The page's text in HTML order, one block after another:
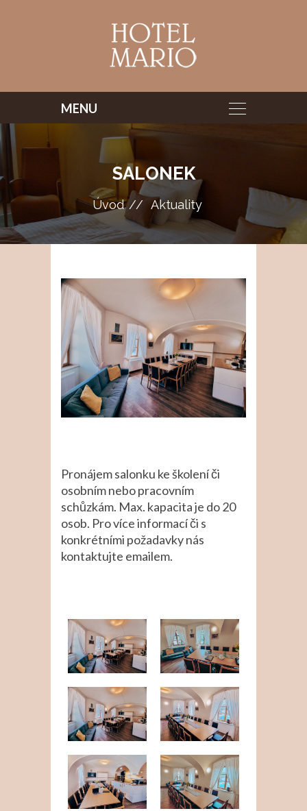
SALONEK
Úvod Aktuality
Pronájem salonku ke školení či
osobním nebo pracovním
schůzkám. Max. kapacita je do 20
osob. Pro více informací či s
konkrétními požadavky nás
kontaktujte emailem.